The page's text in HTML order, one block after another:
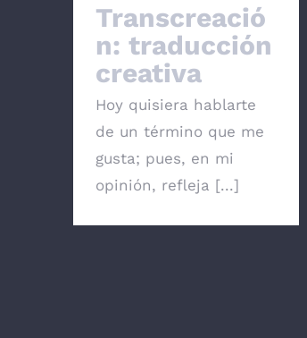
Transcreació
n: traducción
creativa
Hoy quisiera hablarte
de un término que me
gusta; pues, en mi
opinión, refleja [...]